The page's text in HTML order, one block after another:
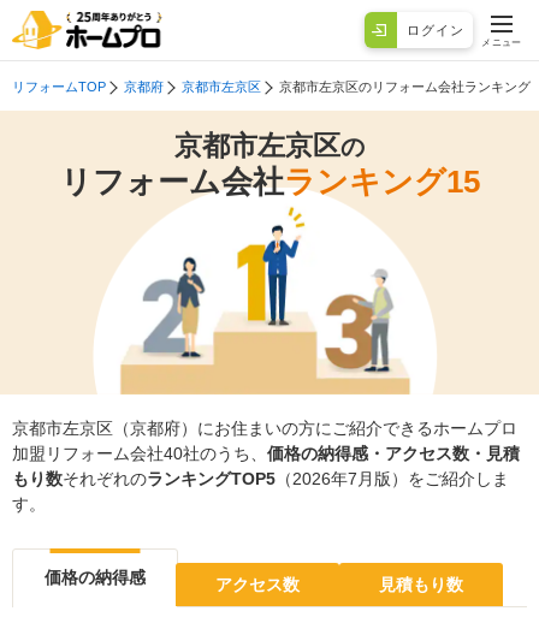
ログイン
メニュー
リフォームTOP 京都府 京都市左京区 京都市左京区のリフォーム会社ランキング
京都市左京区の
リフォーム会社ランキング15
京都市左京区（京都府）にお住まいの方にご紹介できるホームプロ
加盟リフォーム会社40社のうち、 価格の納得感・アクセス数・見積
もり数それぞれのランキングTOP5 （2026年7月版）をご紹介しま
す。
価格の納得感 アクセス数 見積もり数